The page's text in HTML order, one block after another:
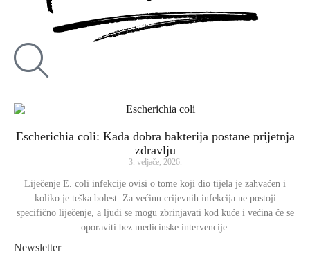
Escherichia coli: Kada dobra bakterija postane prijetnja
zdravlju
3. veljače, 2026.
Liječenje E. coli infekcije ovisi o tome koji dio tijela je zahvaćen i
koliko je teška bolest. Za većinu crijevnih infekcija ne postoji
specifično liječenje, a ljudi se mogu zbrinjavati kod kuće i većina će se
oporaviti bez medicinske intervencije.
Newsletter